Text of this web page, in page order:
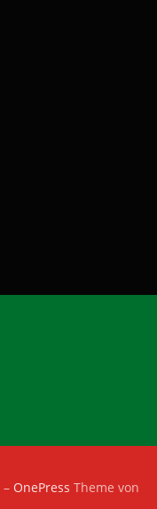
– OnePress Theme von